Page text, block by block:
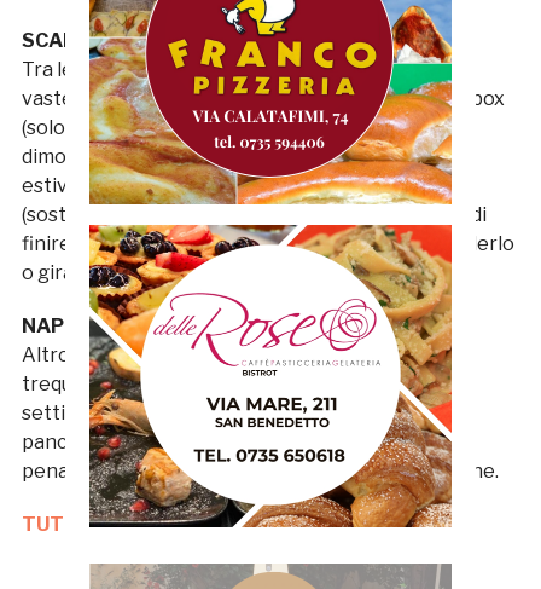
SCAFETTA 5
Tra le tante scommesse perse c’è il ventitreenne
vastese: reduce da una stagione praticamente ai box
(solo 5 presenze con la Primavera del Bari), non si
dimostra né carne né pesce già dalle prime uscite
estive. Una sola presenza da titolare a Gubbio
(sostituito all’intervallo), qualche scampolo prima di
finire ai margini senza che si riesca neanche a cederlo
o girarlo in prestito. Muccigna.
NAPOLITANO 5
Altro inconsistente elemento da centrocampo e
trequarti impiegato in ritagli di gara nelle prime
settimane di campionato per poi fare la spola tra
panchina e tribuna prima di trasferirsi all’iper-
penalizzato Trapani nella seconda parte di stagione.
TUTTE LE NOTIZIE DELLA GAZZETTA